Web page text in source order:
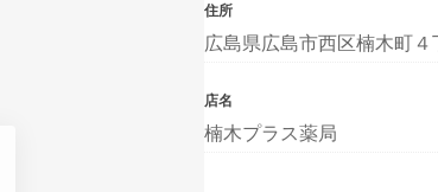
住所
広島県広島市西区楠木町４
店名
楠木プラス薬局